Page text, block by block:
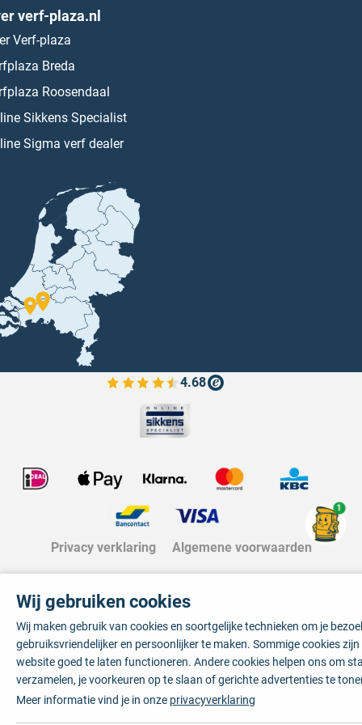
verf-plaza.nl
Verf-plaza
Breda
Roosendaal
Sikkens Specialist
Sigma verf dealer
4.68
Bekijk de verfplaza beoordelingen
Privacy verklaring Algemene voorwaarden
Wij gebruiken cookies
Wij maken gebruik van cookies en soortgelijke technieken om je
gebruiksvriendelijker en persoonlijker te maken. Sommige cookies
website goed te laten functioneren. Andere cookies helpen ons om
verzamelen, je voorkeuren op te slaan of gerichte advertenties te
Meer informatie vind je in onze privacyverklaring
1